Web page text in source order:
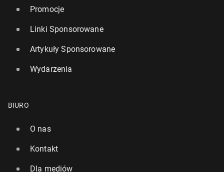
Promocje
Linki Sponsorowane
Artykuły Sponsorowane
Wydarzenia
BIURO
O nas
Kontakt
Dla mediów